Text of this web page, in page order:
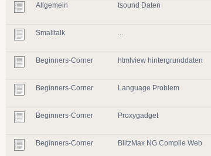
Allgemein tsound Daten
Smalltalk
Beginners-Corner htmlview hintergrunddaten
Beginners-Corner Language Problem
Beginners-Corner Proxygadget
Beginners-Corner BlitzMax NG Compile Web